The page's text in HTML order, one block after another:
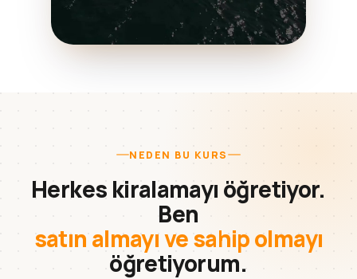
NEDEN BU KURS
Herkes kiralamayı öğretiyor.
Ben
satın almayı ve sahip olmayı
öğretiyorum.